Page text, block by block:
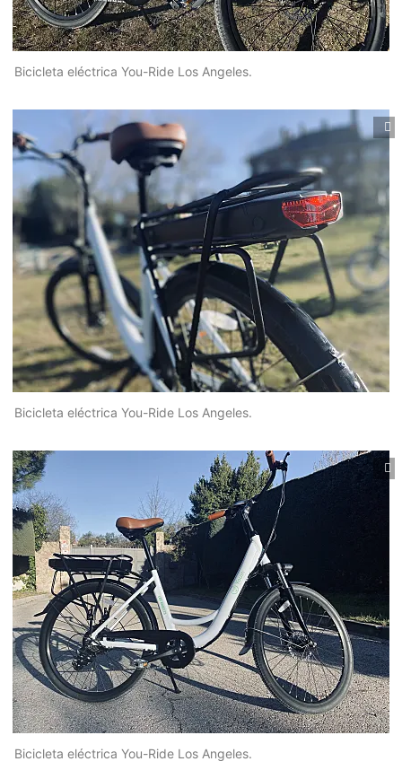
Bicicleta eléctrica You-Ride Los Angeles.
Bicicleta eléctrica You-Ride Los Angeles.
Bicicleta eléctrica You-Ride Los Angeles.